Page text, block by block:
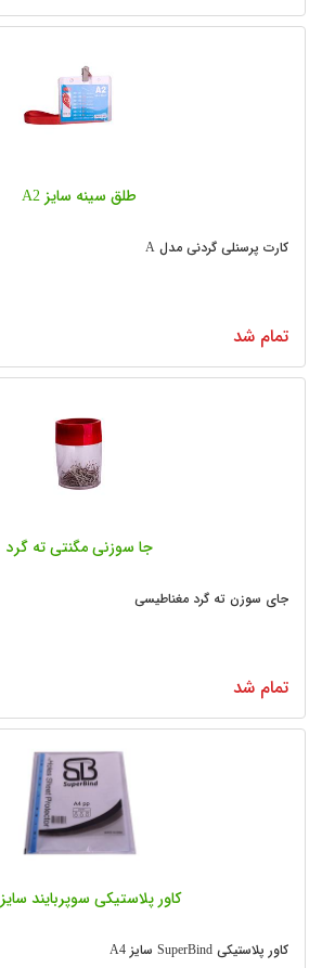
طلق سینه سایز A2
کارت پرسنلی گردنی مدل A
تمام شد
جا سوزنی مگنتی ته گرد
جای سوزن ته گرد مغناطیسی
تمام شد
کاور پلاستیکی سوپربایند سایز A4
کاور پلاستیکی SuperBind سایز A4